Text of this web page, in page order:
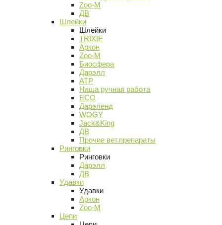
Zoo-M
ДВ
Шлейки
Шлейки
TRIXIE
Аркон
Zoo-M
Биосфера
Дарэлл
АТР
Наша ручная работа
ECO
Дарэленд
WOGY
Jack&King
ДВ
Прочие вет.препараты
Ринговки
Ринговки
Дарэлл
ДВ
Удавки
Удавки
Аркон
Zoo-M
Цепи